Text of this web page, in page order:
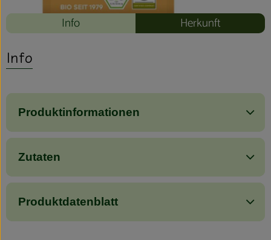
Info Herkunft
Info
Produktinformationen
Zutaten
Produktdatenblatt